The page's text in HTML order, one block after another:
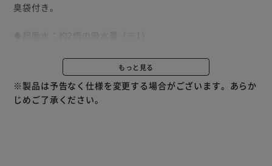
臭袋付き。
◆消臭：ニオイ吸着＆アンモニア99％消臭（※3）
◆約15年間保存可能（※4）
※1：アイリスオーヤマ従来品比。
もっと見る
※製品は予告なく仕様を変更する場合がございます。あらか
じめご了承ください。